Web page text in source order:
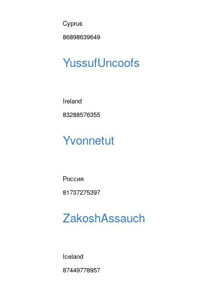
Cyprus
86898639649
YussufUncoofs
Ireland
83288576355
Yvonnetut
Россия
81737275397
ZakoshAssauch
Iceland
87449778957